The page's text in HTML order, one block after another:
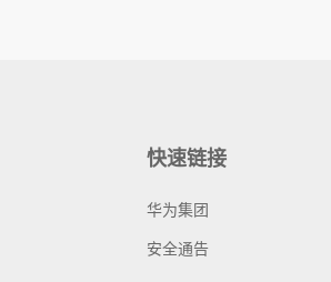
快速链接
华为集团
安全通告